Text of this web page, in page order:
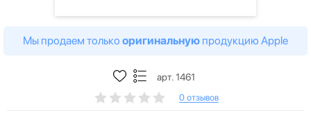
Мы продаем только оригинальную продукцию Apple
арт. 1461
0 отзывов